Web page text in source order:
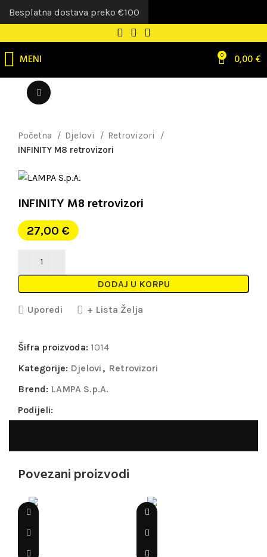
MENI 0 0,00€
Početna Djelovi
Retrovizori
INFINITY M8 retrovizori
INFINITY M8 retrovizori
27,00 €
DODAJ U KORPU
Uporedi + Lista Želja
Šifra proizvoda: 1014
Kategorije: Djelovi , Retrovizori
Brend: LAMPA S.p.A.
Podijeli:
Povezani proizvodi
Besplatna dostava preko €100